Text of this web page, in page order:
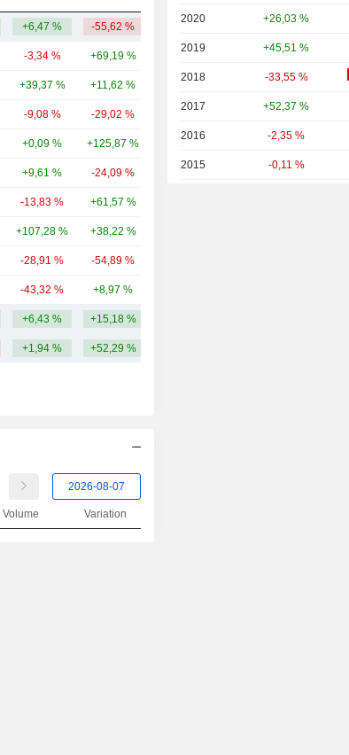
+6,47 % -55,62 %
-3,34 % +69,19 %
+39,37 % +11,62 %
-9,08 % -29,02 %
+0,09 % +125,87 %
+9,61 % -24,09 %
-13,83 % +61,57 %
+107,28 % +38,22 %
-28,91 % -54,89 %
-43,32 % +8,97 %
+6,43 % +15,18 %
+1,94 % +52,29 %
Volume Variation
2020 +26,03 %
2019 +45,51 %
2018 -33,55 %
2017 +52,37 %
2016 -2,35 %
2015 -0,11 %